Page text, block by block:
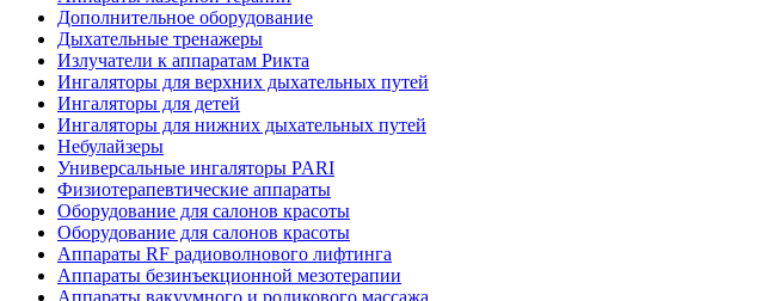
Дополнительное оборудование
Дыхательные тренажеры
Излучатели к аппаратам Рикта
Ингаляторы для верхних дыхательных путей
Ингаляторы для детей
Ингаляторы для нижних дыхательных путей
Небулайзеры
Универсальные ингаляторы PARI
Физиотерапевтические аппараты
Оборудование для салонов красоты
Оборудование для салонов красоты
Аппараты RF радиоволнового лифтинга
Аппараты безинъекционной мезотерапии
Аппараты вакуумного и роликового массажа